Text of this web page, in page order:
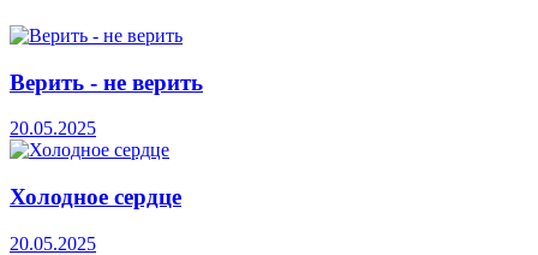
Верить - не верить
20.05.2025
Холодное сердце
20.05.2025